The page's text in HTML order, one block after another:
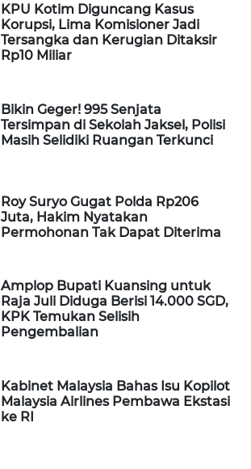
KPU Kotim Diguncang Kasus
Korupsi, Lima Komisioner Jadi
Tersangka dan Kerugian Ditaksir
Rp10 Miliar
Bikin Geger! 995 Senjata
Tersimpan di Sekolah Jaksel, Polisi
Masih Selidiki Ruangan Terkunci
Roy Suryo Gugat Polda Rp206
Juta, Hakim Nyatakan
Permohonan Tak Dapat Diterima
Amplop Bupati Kuansing untuk
Raja Juli Diduga Berisi 14.000 SGD,
KPK Temukan Selisih
Pengembalian
Kabinet Malaysia Bahas Isu Kopilot
Malaysia Airlines Pembawa Ekstasi
ke RI